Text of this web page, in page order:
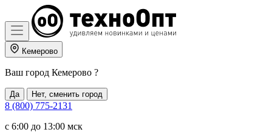
Кемерово
Ваш город Кемерово ?
Да Нет, сменить город
8 (800) 775-2131
c 6:00 до 13:00 мск